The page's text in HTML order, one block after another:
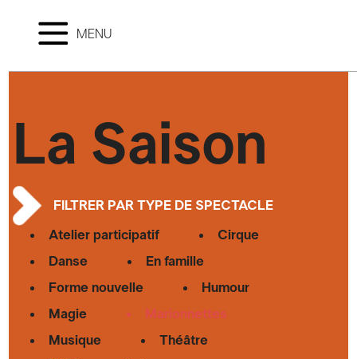
MENU
La Saison
FILTRER PAR TYPE DE SPECTACLE
Atelier participatif
Cirque
Danse
En famille
Forme nouvelle
Humour
Magie
Marionnettes
Musique
Théâtre